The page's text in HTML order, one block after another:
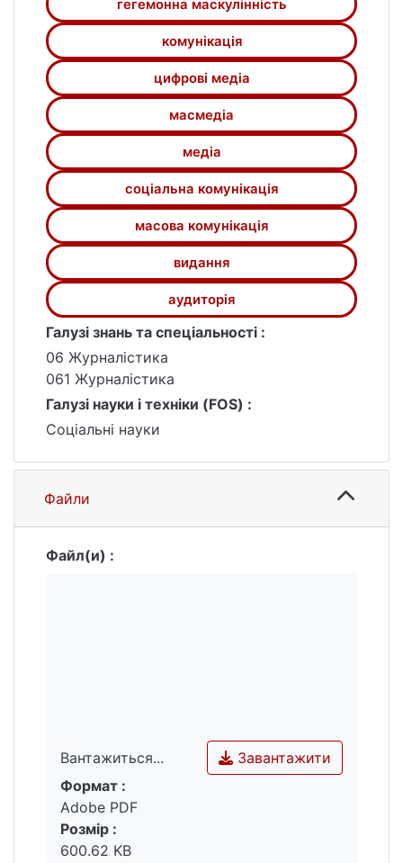
гегемонна маскулінність
комунікація
цифрові медіа
масмедіа
медіа
соціальна комунікація
масова комунікація
видання
аудиторія
Галузі знань та спеціальності :
06 Журналістика
061 Журналістика
Галузі науки і техніки (FOS) :
Соціальні науки
Файли
Файл(и) :
Вантажиться...
Вантажиться...
Завантажити
Формат :
Adobe PDF
Розмір :
600.62 KB